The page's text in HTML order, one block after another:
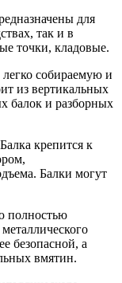
для
так и в
точки, кладовые.
собираемую и
из вертикальных
балок и разборных
крепится к
Балки могут
полностью
безопасной, а
вмятин.